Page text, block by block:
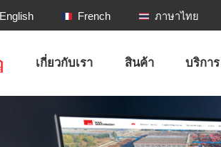
English French ภาษาไทย
เกี่ยวกับเรา สินค้า บริการ